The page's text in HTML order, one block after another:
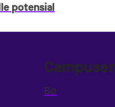
potensial
Campuser
Bø